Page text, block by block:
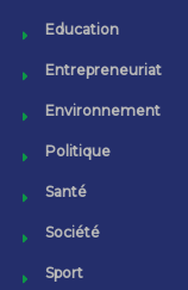
Education
Entrepreneuriat
Environnement
Politique
Santé
Société
Sport